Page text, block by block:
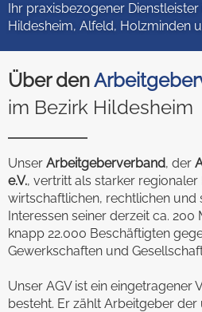
Ihr praxisbezogener
Hildesheim, Alfeld, Holzminden
Über den
im Bezirk Hildesheim
Unser Arbeitgeberverband, der
e.V., vertritt als starker regionaler
wirtschaftlichen, rechtlichen und
Interessen seiner derzeit ca.
knapp 22.000 Beschäftigten
Gewerkschaften und
Unser AGV ist ein eingetragener
besteht. Er zählt Arbeitgeber